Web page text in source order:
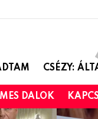
CSÉZY:
DALOK